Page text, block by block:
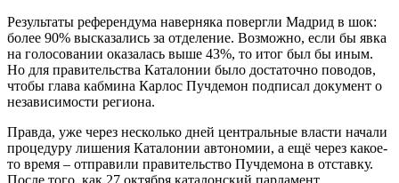
Результаты референдума наверняка повергли Мадрид в шок:
более 90% высказались за отделение. Возможно, если бы явка
на голосовании оказалась выше 43%, то итог был бы иным.
Но для правительства Каталонии было достаточно поводов,
чтобы глава кабмина Карлос Пучдемон подписал документ о
независимости региона.
Правда, уже через несколько дней центральные власти начали
процедуру лишения Каталонии автономии, а ещё через какое-
то время – отправили правительство Пучдемона в отставку.
После того, как 27 октября каталонский парламент